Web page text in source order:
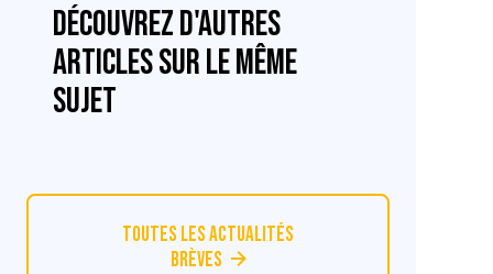
Découvrez d'autres
articles sur le même
sujet
Toutes les actualités
Brèves